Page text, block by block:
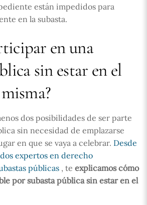
están impedidos para
en la subasta.
en una
sin estar en el
dos posibilidades de ser parte
sin necesidad de emplazarse
en que se vaya a celebrar. Desde
expertos en derecho
públicas , te explicamos cómo
por subasta pública sin estar en el